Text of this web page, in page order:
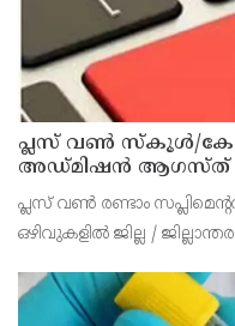
പ്ലസ് വൺ സ്‌കൂൾ/
അഡ്മിഷൻ ആഗസ്ത്
പ്ലസ് വൺ രണ്ടാം
ഒഴിവുകളിൽ ജില്ല /
വൈകിട്ട് 4 മണി വരെ